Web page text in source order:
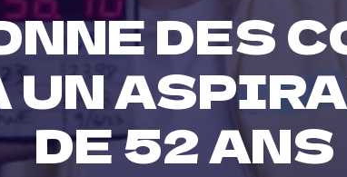
DES
UN
DE 52 ANS